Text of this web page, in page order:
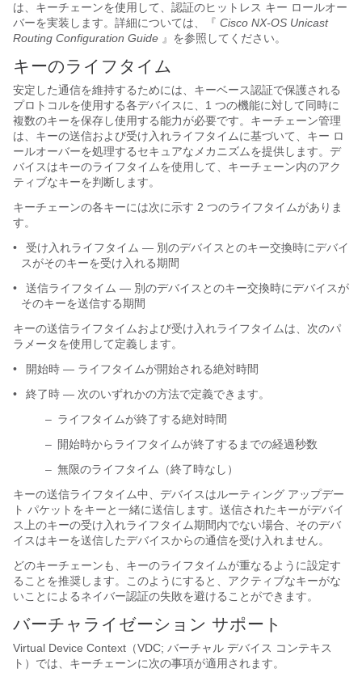
は、キーチェーンを使用して、認証のヒットレス キー ロールオー
バーを実装します。詳細については、『 Cisco NX-OS Unicast
Routing Configuration Guide 』を参照してください。
キーのライフタイム
安定した通信を維持するためには、キーベース認証で保護される
プロトコルを使用する各デバイスに、1 つの機能に対して同時に
複数のキーを保存し使用する能力が必要です。キーチェーン管理
は、キーの送信および受け入れライフタイムに基づいて、キー ロ
ールオーバーを処理するセキュアなメカニズムを提供します。デ
バイスはキーのライフタイムを使用して、キーチェーン内のアク
ティブなキーを判断します。
キーチェーンの各キーには次に示す 2 つのライフタイムがありま
す。
•
受け入れライフタイム ― 別のデバイスとのキー交換時にデバイ
スがそのキーを受け入れる期間
•
送信ライフタイム ― 別のデバイスとのキー交換時にデバイスが
そのキーを送信する期間
キーの送信ライフタイムおよび受け入れライフタイムは、次のパ
ラメータを使用して定義します。
•
開始時 ― ライフタイムが開始される絶対時間
•
終了時 ― 次のいずれかの方法で定義できます。
– ライフタイムが終了する絶対時間
– 開始時からライフタイムが終了するまでの経過秒数
– 無限のライフタイム（終了時なし）
キーの送信ライフタイム中、デバイスはルーティング アップデー
ト パケットをキーと一緒に送信します。送信されたキーがデバイ
ス上のキーの受け入れライフタイム期間内でない場合、そのデバ
イスはキーを送信したデバイスからの通信を受け入れません。
どのキーチェーンも、キーのライフタイムが重なるように設定す
ることを推奨します。このようにすると、アクティブなキーがな
いことによるネイバー認証の失敗を避けることができます。
バーチャライゼーション サポート
Virtual Device Context（VDC; バーチャル デバイス コンテキス
ト）では、キーチェーンに次の事項が適用されます。